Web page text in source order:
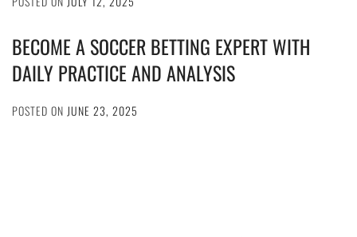
BECOME A SOCCER BETTING EXPERT WITH
DAILY PRACTICE AND ANALYSIS
POSTED ON JUNE 23, 2025